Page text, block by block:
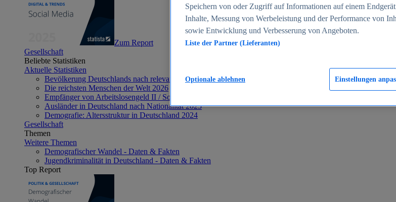
Zum Report
Gesellschaft
Beliebte Statistiken
Aktuelle Statistiken
Bevölkerung Deutschlands nach relevanten Altersgruppen 2024
Die reichsten Menschen der Welt 2026
Empfänger von Arbeitslosengeld II / Sozialgeld / Bürgergeld in Deutschland 2005-2025
Ausländer in Deutschland nach Nationalität 2025
Demografie: Altersstruktur in Deutschland 2024
Gesellschaft
Themen
Weitere Themen
Demografischer Wandel - Daten & Fakten
Jugendkriminalität in Deutschland - Daten & Fakten
Top Report
Speichern von oder Zugriff auf Informationen auf einem
Inhalte, Messung von Werbeleistung und der Performance von
sowie Entwicklung und Verbesserung von Angeboten.
Liste der Partner (Lieferanten)
Einstellungen
Optionale ablehnen